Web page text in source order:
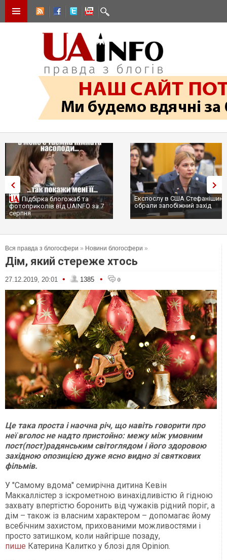
Експослу в США Стефанішиній
обрали запобіжний захід
Трамп не передасть Україні
сотні ракет до Patriot, бо у
Вся правда з блогосфери » Новини блогосфери »
Дім, який стереже хтось
27.12.2019, 20:01 • 1385 • 0
Це така проста і наочна річ, що навіть говорити про
неї вголос не надто пристойно: межу між умовним
пост(пост)радянським світоглядом і його здоровою
західною опозицією дуже ясно видно зі святкових
фільмів.
У "Самому вдома" семирічна дитина Кевін
Маккаллістер з іскрометною винахідливістю й гідною
захвату впертістю боронить від чужаків рідний поріг, а
дім – також із власним характером – допомагає йому
всебічним захистом, прихованими можливостями і
просто затишком, коли найгірше позаду,
пише Катерина Калитко у блозі для Оpinion.